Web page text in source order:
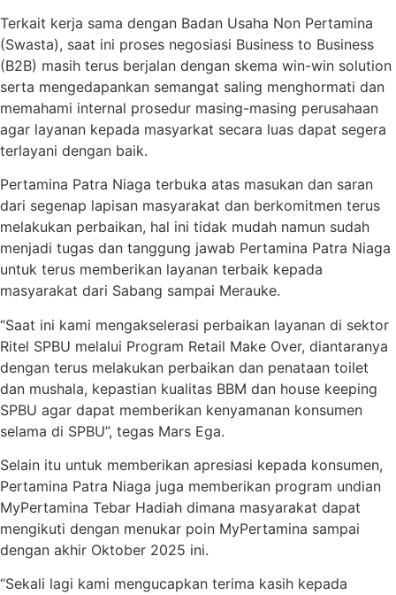
Terkait kerja sama dengan Badan Usaha Non Pertamina
(Swasta), saat ini proses negosiasi Business to Business
(B2B) masih terus berjalan dengan skema win-win solution
serta mengedapankan semangat saling menghormati dan
memahami internal prosedur masing-masing perusahaan
agar layanan kepada masyarkat secara luas dapat segera
terlayani dengan baik.
Pertamina Patra Niaga terbuka atas masukan dan saran
dari segenap lapisan masyarakat dan berkomitmen terus
melakukan perbaikan, hal ini tidak mudah namun sudah
menjadi tugas dan tanggung jawab Pertamina Patra Niaga
untuk terus memberikan layanan terbaik kepada
masyarakat dari Sabang sampai Merauke.
“Saat ini kami mengakselerasi perbaikan layanan di sektor
Ritel SPBU melalui Program Retail Make Over, diantaranya
dengan terus melakukan perbaikan dan penataan toilet
dan mushala, kepastian kualitas BBM dan house keeping
SPBU agar dapat memberikan kenyamanan konsumen
selama di SPBU”, tegas Mars Ega.
Selain itu untuk memberikan apresiasi kepada konsumen,
Pertamina Patra Niaga juga memberikan program undian
MyPertamina Tebar Hadiah dimana masyarakat dapat
mengikuti dengan menukar poin MyPertamina sampai
dengan akhir Oktober 2025 ini.
“Sekali lagi kami mengucapkan terima kasih kepada